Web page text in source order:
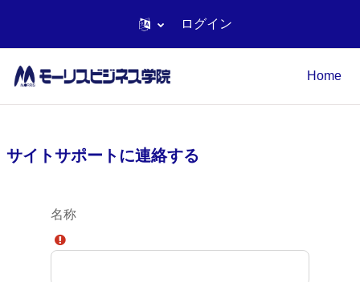
ログイン
Home
サイトサポートに連絡する
名称